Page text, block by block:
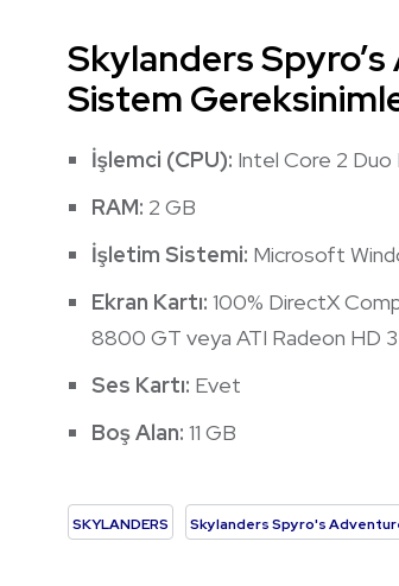
Skylanders
Sistem
İşlemci (CPU): Intel Core 2
RAM: 2 GB
İşletim Sistemi: Microsoft
Ekran Kartı: 100% DirectX
8800 GT veya ATI Radeon HD
Ses Kartı: Evet
Boş Alan: 11 GB
SKYLANDERS Skylanders Spyro's